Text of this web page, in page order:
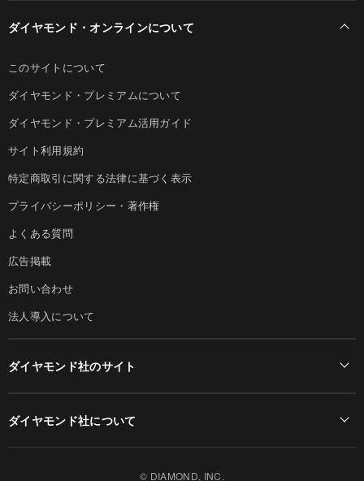
ダイヤモンド・オンラインについて
このサイトについて
ダイヤモンド・プレミアムについて
ダイヤモンド・プレミアム活用ガイド
サイト利用規約
特定商取引に関する法律に基づく表示
プライバシーポリシー・著作権
よくある質問
広告掲載
お問い合わせ
法人導入について
ダイヤモンド社のサイト
ダイヤモンド社について
© DIAMOND, INC.